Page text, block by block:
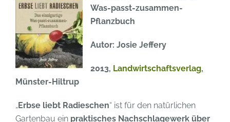
Was-passt-zusammen-
Pflanzbuch
Autor: Josie Jeffery
2013, Landwirtschaftsverlag,
Münster-Hiltrup
„Erbse liebt Radieschen“ ist für den natürlichen
Gartenbau ein praktisches Nachschlagewerk über